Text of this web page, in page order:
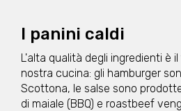
I panini caldi
L'alta qualità degli ingredienti è
nostra cucina: gli hamburger
Scottona, le salse sono
di maiale (BBQ) e roastbeef